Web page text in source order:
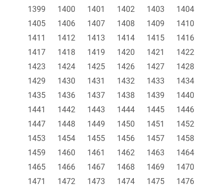
1399
1400 1401 1402 1403
1404
1405
1406 1407 1408 1409
1410
1411
1412 1413 1414 1415
1416
1417
1418 1419 1420 1421
1422
1423
1424 1425 1426 1427
1428
1429
1430 1431 1432 1433
1434
1435
1436 1437 1438 1439
1440
1441
1442 1443 1444 1445
1446
1447
1448 1449 1450 1451
1452
1453
1454 1455 1456 1457
1458
1459
1460 1461 1462 1463
1464
1465
1466 1467 1468 1469
1470
1471
1472 1473 1474 1475
1476